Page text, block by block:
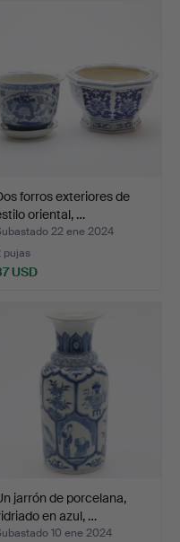
forros exteriores de
oriental, …
22 ene 2024
pujas
USD
jarrón de porcelana,
en azul, …
10 ene 2024